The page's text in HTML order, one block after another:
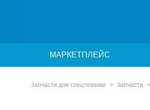
МАРКЕТПЛЕЙС
Запчасти для спецтехники Запчасти